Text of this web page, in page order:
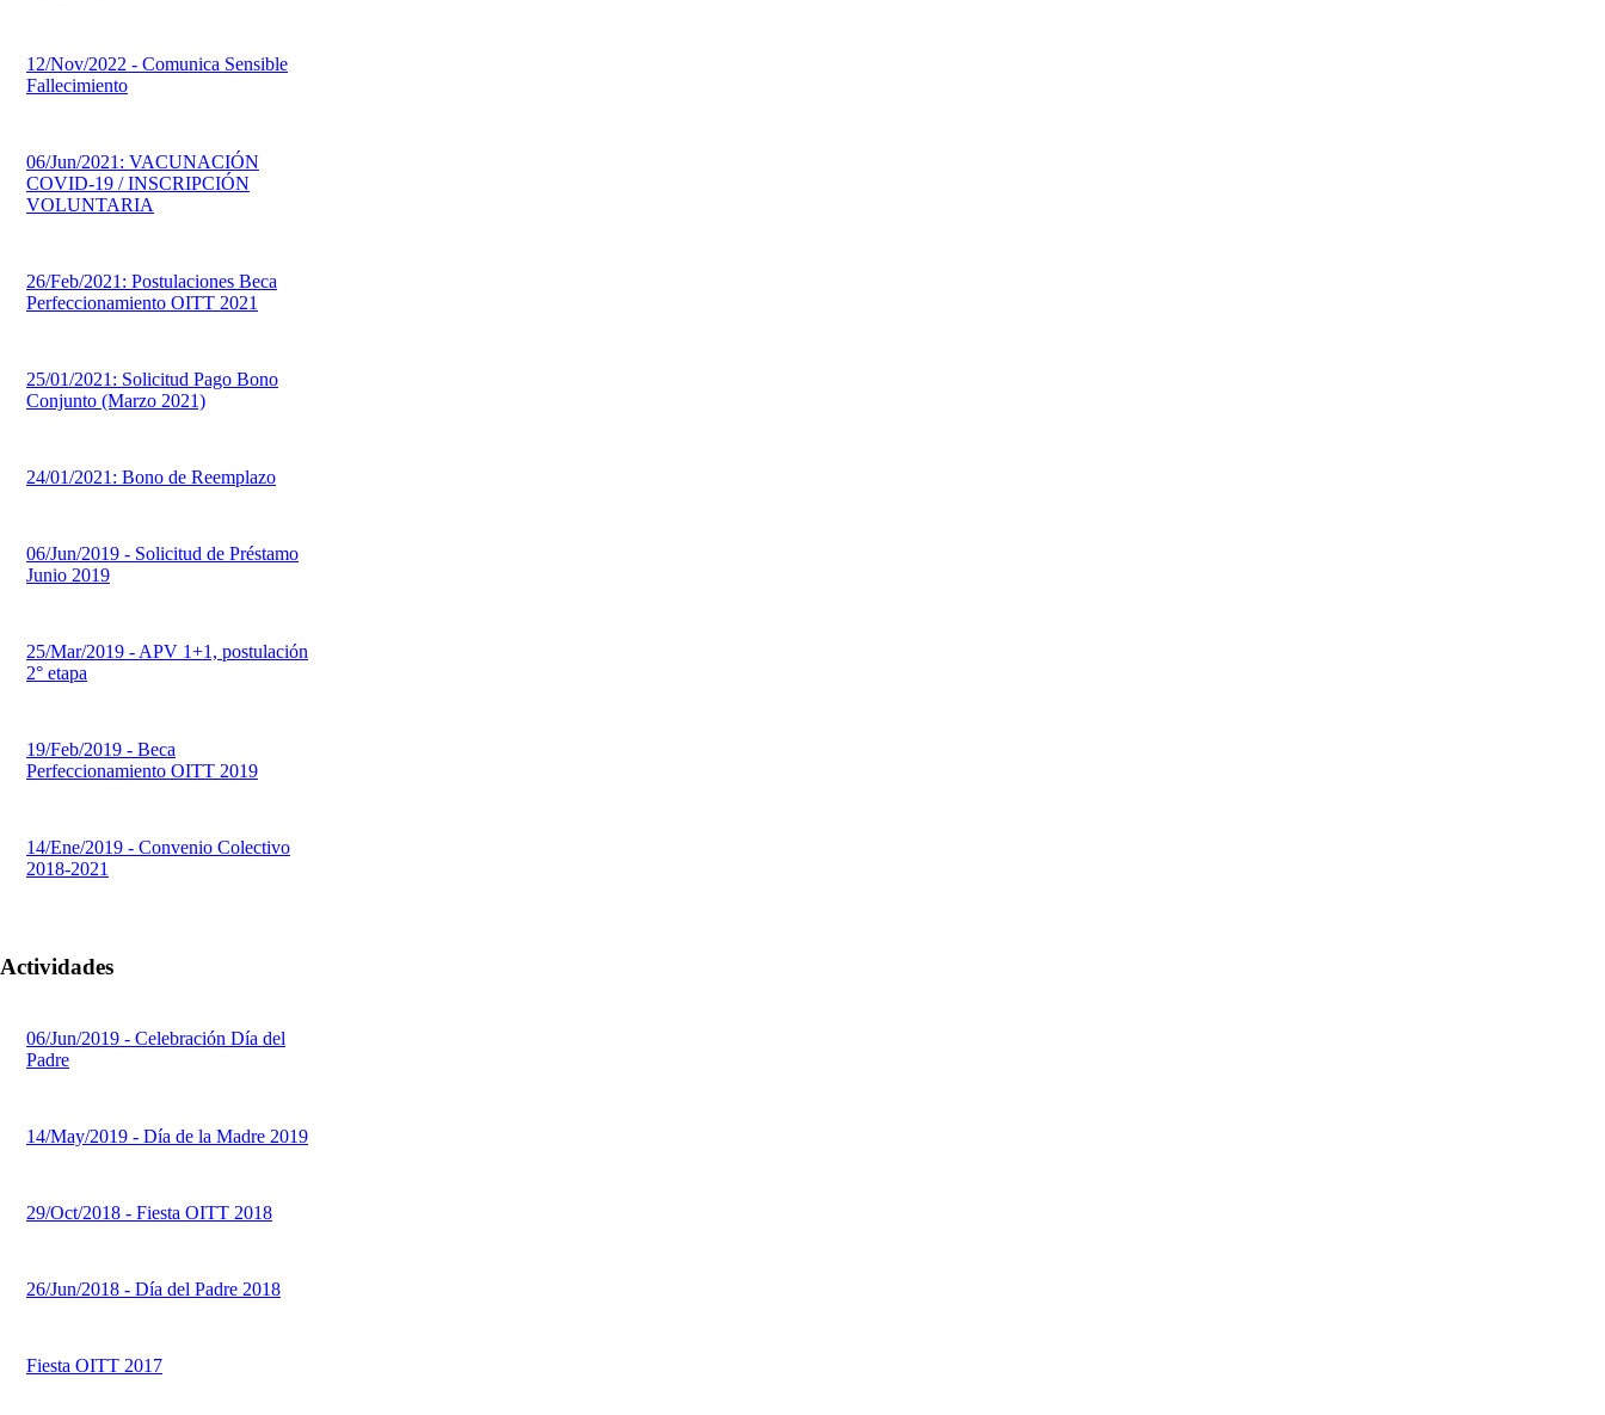
12/Nov/2022 - Comunica Sensible
Fallecimiento
06/Jun/2021: VACUNACIÓN
COVID-19 / INSCRIPCIÓN
VOLUNTARIA
26/Feb/2021: Postulaciones Beca
Perfeccionamiento OITT 2021
25/01/2021: Solicitud Pago Bono
Conjunto (Marzo 2021)
24/01/2021: Bono de Reemplazo
06/Jun/2019 - Solicitud de Préstamo
Junio 2019
25/Mar/2019 - APV 1+1, postulación
2° etapa
19/Feb/2019 - Beca
Perfeccionamiento OITT 2019
14/Ene/2019 - Convenio Colectivo
2018-2021
Actividades
06/Jun/2019 - Celebración Día del
Padre
14/May/2019 - Día de la Madre 2019
29/Oct/2018 - Fiesta OITT 2018
26/Jun/2018 - Día del Padre 2018
Fiesta OITT 2017